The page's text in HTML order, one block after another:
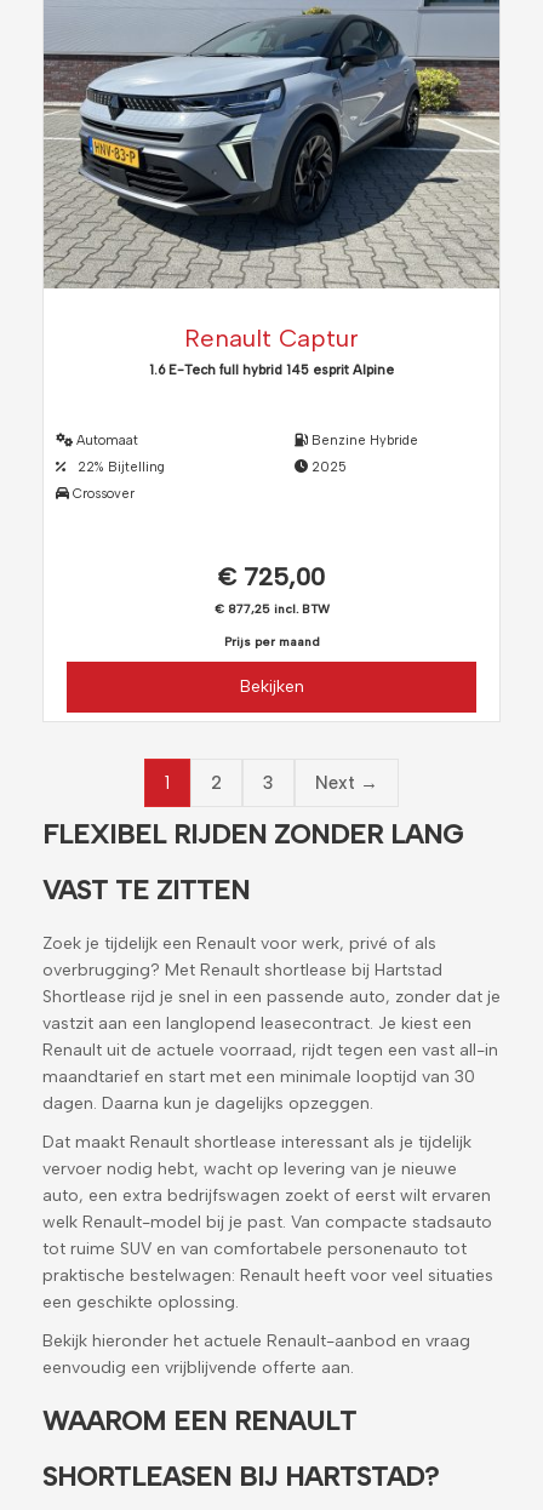
Renault Captur
1.6 E-Tech full hybrid 145 esprit Alpine
Automaat
22% Bijtelling
Crossover
Benzine Hybride
2025
€ 725,00
€ 877,25 incl. BTW
Prijs per maand
Bekijken
1 2 3 Next →
FLEXIBEL RIJDEN ZONDER LANG
VAST TE ZITTEN
Zoek je tijdelijk een Renault voor werk, privé of als
overbrugging? Met Renault shortlease bij Hartstad
Shortlease rijd je snel in een passende auto, zonder dat je
vastzit aan een langlopend leasecontract. Je kiest een
Renault uit de actuele voorraad, rijdt tegen een vast all-in
maandtarief en start met een minimale looptijd van 30
dagen. Daarna kun je dagelijks opzeggen.
Dat maakt Renault shortlease interessant als je tijdelijk
vervoer nodig hebt, wacht op levering van je nieuwe
auto, een extra bedrijfswagen zoekt of eerst wilt ervaren
welk Renault-model bij je past. Van compacte stadsauto
tot ruime SUV en van comfortabele personenauto tot
praktische bestelwagen: Renault heeft voor veel situaties
een geschikte oplossing.
Bekijk hieronder het actuele Renault-aanbod en vraag
eenvoudig een vrijblijvende offerte aan.
WAAROM EEN RENAULT
SHORTLEASEN BIJ HARTSTAD?